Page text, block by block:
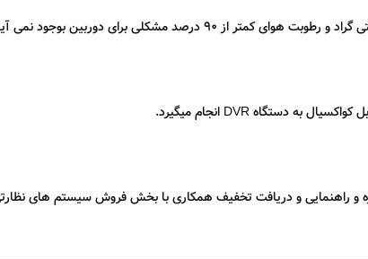
و راهنمایی و دریافت تخفیف همکاری با بخش فروش سیستم های